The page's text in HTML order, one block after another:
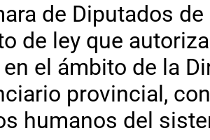
de Diputados
de ley que
el ámbito de la
provincial,
humanos del